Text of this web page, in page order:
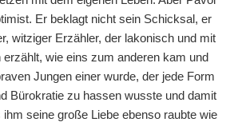
Er beklagt nicht sein Schicksal, er
witziger Erzähler, der lakonisch und mit
erzählt, wie eins zum anderen kam und
Jungen einer wurde, der jede Form
Bürokratie zu hassen wusste und damit
seine große Liebe ebenso raubte wie